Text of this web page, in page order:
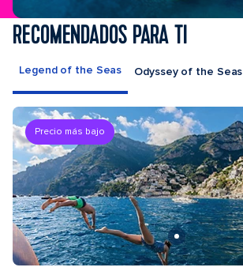
RECOMENDADOS PARA TI
Legend of the Seas Odyssey of the Seas
Precio más bajo